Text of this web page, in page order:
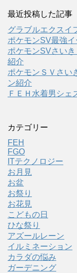
最近投稿した記事
グラブルエクスイ
ポケモンSV最強
ポケモンSVさい
紹介
ポケモンＳＶさい
ン紹介
ＦＥＨ水着男シェ
カテゴリー
FEH
FGO
ITテクノロジー
お月見
お盆
お祭り
お花見
こどもの日
ひな祭り
アズールレーン
イルミネーション
カラダの悩み
ガーデニング